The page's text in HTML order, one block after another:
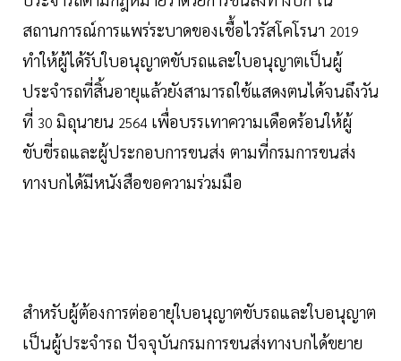
สถานการณ์การแพร่ระบาดของเชื้อไวรัสโคโรนา 2019
ทำให้ผู้ได้รับใบอนุญาตขับรถและใบอนุญาตเป็นผู้
ประจำรถที่สิ้นอายุแล้วยังสามารถใช้แสดงตนได้จนถึงวัน
ที่ 30 มิถุนายน 2564 เพื่อบรรเทาความเดือดร้อนให้ผู้
ขับขี่รถและผู้ประกอบการขนส่ง ตามที่กรมการขนส่ง
ทางบกได้มีหนังสือขอความร่วมมือ
สำหรับผู้ต้องการต่ออายุใบอนุญาตขับรถและใบอนุญาต
เป็นผู้ประจำรถ ปัจจุบันกรมการขนส่งทางบกได้ขยาย